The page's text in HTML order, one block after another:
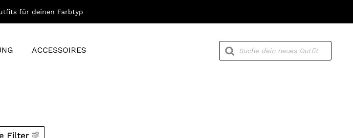
für deinen Farbtyp
ACCESSOIRES
Products
search
Filter